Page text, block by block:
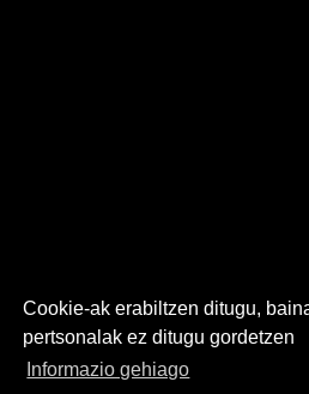
Cookie-ak erabiltzen ditugu,
pertsonalak ez ditugu gordetzen
Informazio gehiago